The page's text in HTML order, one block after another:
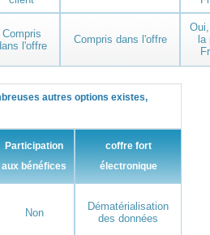
Compris
l'offre
Compris dans l'offre
la
autres options existes,
Participation
aux bénéfices
coffre fort
électronique
Non
Dématérialisation
des données